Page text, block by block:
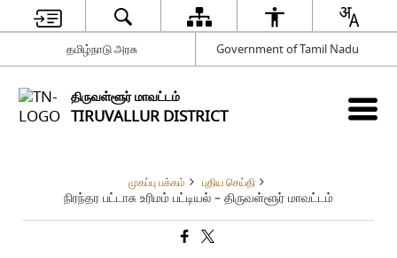
தமிழ்நாடு அரசு Government of Tamil Nadu
திருவள்ளூர் மாவட்டம்
TIRUVALLUR DISTRICT
முகப்பு பக்கம் புதிய செய்தி
நிரந்தர பட்டாசு உரிமம் பட்டியல் – திருவள்ளூர் மாவட்டம்